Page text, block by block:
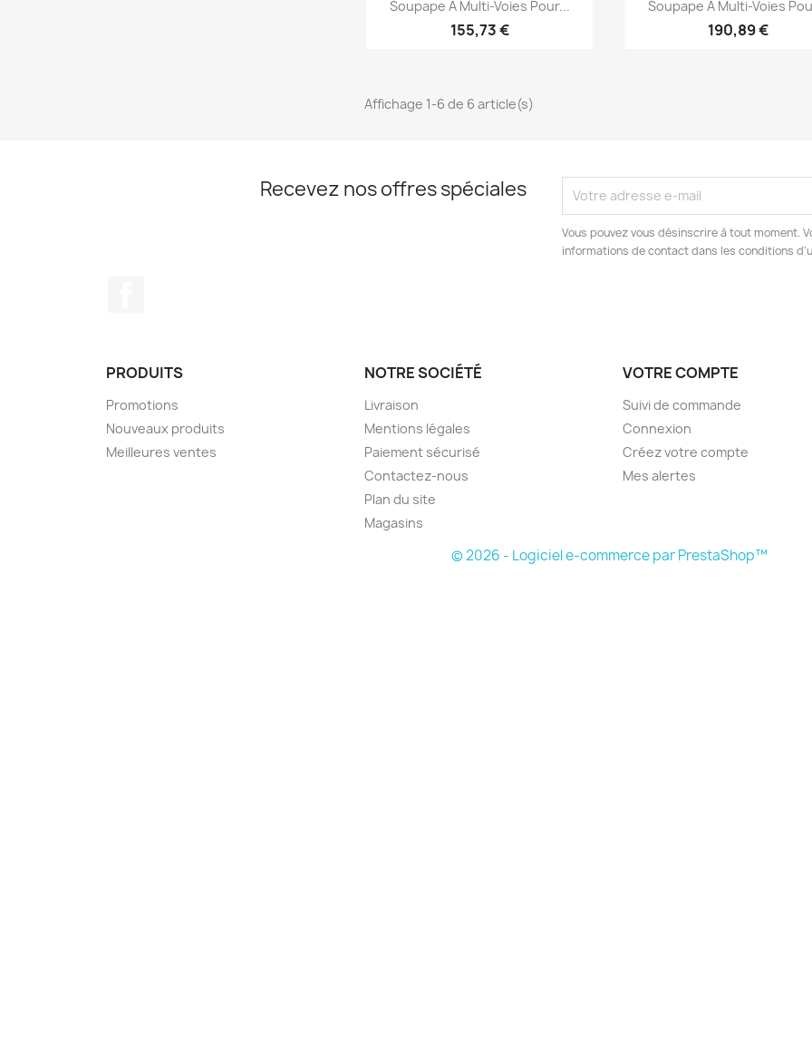
Soupape À Multi-Voies Pour...
155,73 €
Soupape À Multi-Voies
190,89 €
Affichage 1-6 de 6 article(s)
Recevez nos offres spéciales
Vous pouvez vous désinscrire à tout moment.
informations de contact dans les conditions
PRODUITS
Promotions
Nouveaux produits
Meilleures ventes
NOTRE SOCIÉTÉ
Livraison
Mentions légales
Paiement sécurisé
Contactez-nous
Plan du site
Magasins
VOTRE COMPTE
Suivi de commande
Connexion
Créez votre compte
Mes alertes
© 2026 - Logiciel e-commerce par PrestaShop™